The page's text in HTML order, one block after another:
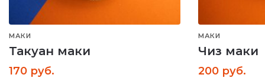
МАКИ
Такуан маки
170 руб.
МАКИ
Чиз маки
200 руб.